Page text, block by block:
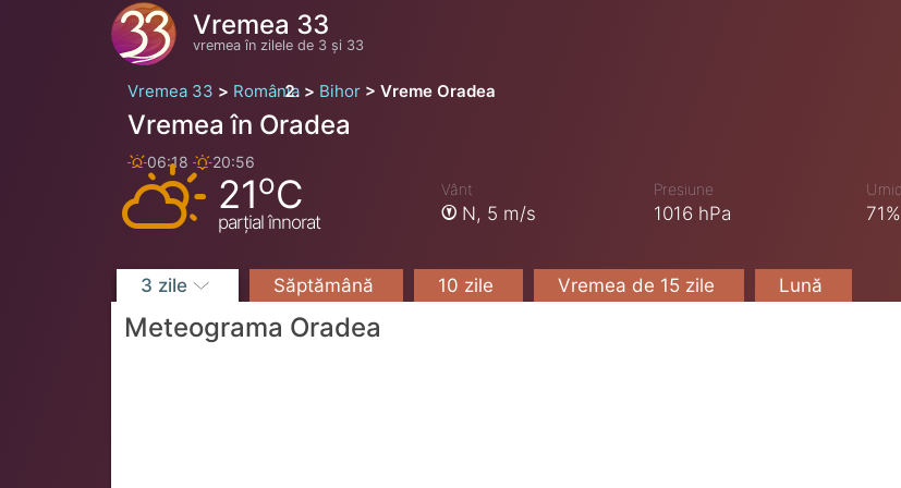
Vremea 33
vremea în zilele de 3 și 33
Vremea 33 România Bihor Vreme Oradea
Vremea în Oradea
06:18 20:56
21oC
parțial înnorat
Vânt
N, 5 m/s
Presiune
1016 hPa 71%
3 zile Săptămână 10 zile Vremea de 15 zile Lună
Meteograma Oradea